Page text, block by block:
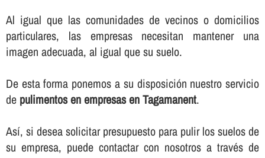
Al igual que las comunidades de vecinos o domicilios
particulares, las empresas necesitan mantener una
imagen adecuada, al igual que su suelo.
De esta forma ponemos a su disposición nuestro servicio
de pulimentos en empresas en Tagamanent.
Así­, si desea solicitar presupuesto para pulir los suelos de
su empresa, puede contactar con nosotros a través de